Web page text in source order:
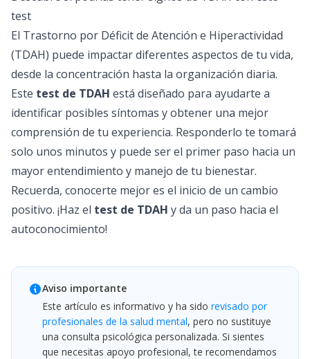
test
El Trastorno por Déficit de Atención e Hiperactividad
(TDAH) puede impactar diferentes aspectos de tu vida,
desde la concentración hasta la organización diaria.
Este test de TDAH está diseñado para ayudarte a
identificar posibles síntomas y obtener una mejor
comprensión de tu experiencia. Responderlo te tomará
solo unos minutos y puede ser el primer paso hacia un
mayor entendimiento y manejo de tu bienestar.
Recuerda, conocerte mejor es el inicio de un cambio
positivo. ¡Haz el test de TDAH y da un paso hacia el
autoconocimiento!
Aviso importante
Este artículo es informativo y ha sido revisado por
profesionales de la salud mental, pero no sustituye
una consulta psicológica personalizada. Si sientes
que necesitas apoyo profesional, te recomendamos